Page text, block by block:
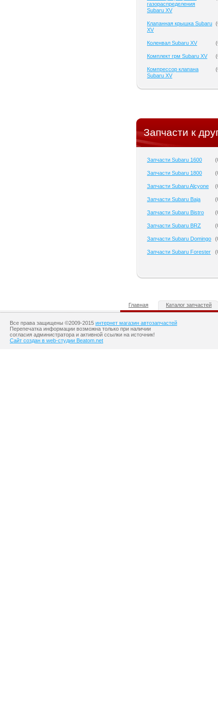
газораспределения
Subaru XV
Клапанная крышка Subaru
XV
(
Коленвал Subaru XV (
Комплект грм Subaru XV (
Компрессор клапана
Subaru XV
(
Запчасти к
Запчасти Subaru 1600 (
Запчасти Subaru 1800 (
Запчасти Subaru Alcyone (
Запчасти Subaru Baja (
Запчасти Subaru Bistro (
Запчасти Subaru BRZ (
Запчасти Subaru Domingo (
Запчасти Subaru Forester (
Главная Каталог запчастей
Все права защищены ©2009-2015 интернет магазин автозапчастей
Перепечатка информации возможна только при наличии
согласия администратора и активной ссылки на источник!
Сайт создан в web-студии Beatom.net